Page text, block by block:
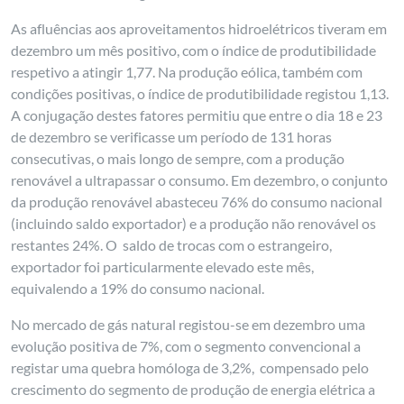
As afluências aos aproveitamentos hidroelétricos tiveram em
dezembro um mês positivo, com o índice de produtibilidade
respetivo a atingir 1,77. Na produção eólica, também com
condições positivas, o índice de produtibilidade registou 1,13.
A conjugação destes fatores permitiu que entre o dia 18 e 23
de dezembro se verificasse um período de 131 horas
consecutivas, o mais longo de sempre, com a produção
renovável a ultrapassar o consumo. Em dezembro, o conjunto
da produção renovável abasteceu 76% do consumo nacional
(incluindo saldo exportador) e a produção não renovável os
restantes 24%. O saldo de trocas com o estrangeiro,
exportador foi particularmente elevado este mês,
equivalendo a 19% do consumo nacional.
No mercado de gás natural registou-se em dezembro uma
evolução positiva de 7%, com o segmento convencional a
registar uma quebra homóloga de 3,2%, compensado pelo
crescimento do segmento de produção de energia elétrica a